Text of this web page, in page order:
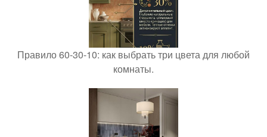
Правило 60-30-10: как выбрать три цвета для любой
комнаты.